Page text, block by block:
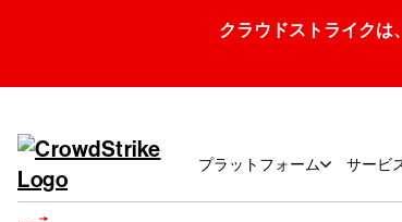
クラウドストライクは
プラットフォーム サービ